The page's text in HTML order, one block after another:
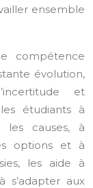
ensemble
compétence
évolution,
et
les étudiants à
les causes, à
options et à
les aide à
s’adapter aux